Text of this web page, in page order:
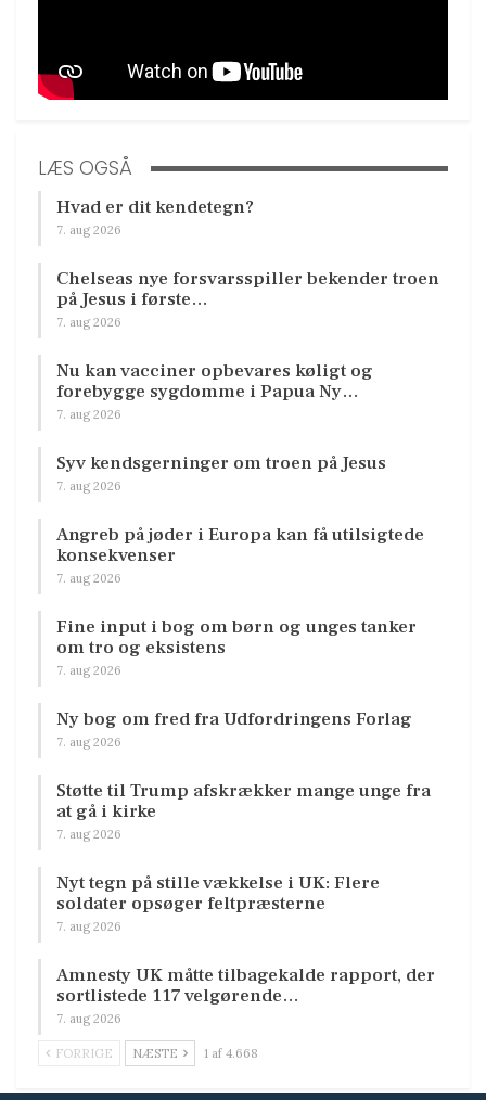
LÆS OGSÅ
Hvad er dit kendetegn?
7. aug 2026
Chelseas nye forsvarsspiller bekender troen
på Jesus i første…
7. aug 2026
Nu kan vacciner opbevares køligt og
forebygge sygdomme i Papua Ny…
7. aug 2026
Syv kendsgerninger om troen på Jesus
7. aug 2026
Angreb på jøder i Europa kan få utilsigtede
konsekvenser
7. aug 2026
Fine input i bog om børn og unges tanker
om tro og eksistens
7. aug 2026
Ny bog om fred fra Udfordringens Forlag
7. aug 2026
Støtte til Trump afskrækker mange unge fra
at gå i kirke
7. aug 2026
Nyt tegn på stille vækkelse i UK: Flere
soldater opsøger feltpræsterne
7. aug 2026
Amnesty UK måtte tilbagekalde rapport, der
sortlistede 117 velgørende…
7. aug 2026
FORRIGE NÆSTE 1 af 4.668